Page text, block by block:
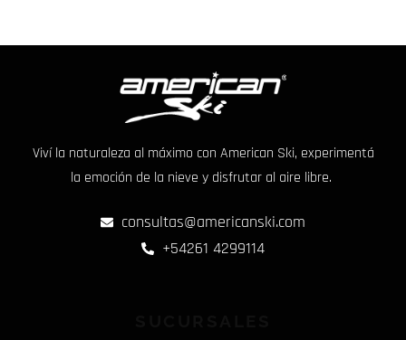
Viví la naturaleza al máximo con American Ski, experimentá
la emoción de la nieve y disfrutar al aire libre.
consultas@americanski.com
+54261 4299114